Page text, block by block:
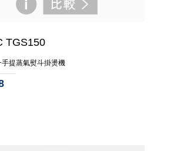
TGS150
手提蒸氣熨斗掛燙機